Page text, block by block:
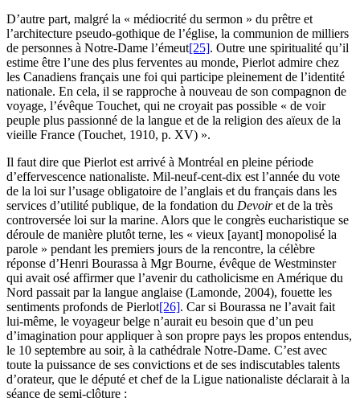
D’autre part, malgré la « médiocrité du sermon » du prêtre et
l’architecture pseudo-gothique de l’église, la communion de milliers
de personnes à Notre-Dame l’émeut[25]. Outre une spiritualité qu’il
estime être l’une des plus ferventes au monde, Pierlot admire chez
les Canadiens français une foi qui participe pleinement de l’identité
nationale. En cela, il se rapproche à nouveau de son compagnon de
voyage, l’évêque Touchet, qui ne croyait pas possible « de voir
peuple plus passionné de la langue et de la religion des aïeux de la
vieille France (Touchet, 1910, p. XV) ».
Il faut dire que Pierlot est arrivé à Montréal en pleine période
d’effervescence nationaliste. Mil-neuf-cent-dix est l’année du vote
de la loi sur l’usage obligatoire de l’anglais et du français dans les
services d’utilité publique, de la fondation du Devoiret de la très
controversée loi sur la marine. Alors que le congrès eucharistique se
déroule de manière plutôt terne, les « vieux [ayant] monopolisé la
parole » pendant les premiers jours de la rencontre, la célèbre
réponse d’Henri Bourassa à Mgr Bourne, évêque de Westminster
qui avait osé affirmer que l’avenir du catholicisme en Amérique du
Nord passait par la langue anglaise (Lamonde, 2004), fouette les
sentiments profonds de Pierlot[26]. Car si Bourassa ne l’avait fait
lui-même, le voyageur belge n’aurait eu besoin que d’un peu
d’imagination pour appliquer à son propre pays les propos entendus,
le 10 septembre au soir, à la cathédrale Notre-Dame. C’est avec
toute la puissance de ses convictions et de ses indiscutables talents
d’orateur, que le député et chef de la Ligue nationaliste déclarait à la
séance de semi-clôture :